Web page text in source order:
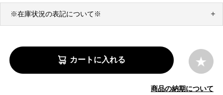
※在庫状況の表記について※
カートに入れる
商品の納期について